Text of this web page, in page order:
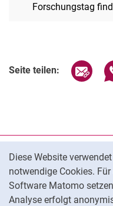
Diese Website
notwendige Cookies.
Software Matomo
Analyse erfolgt
Forschungstag
Seite teilen:
Datenschutz
Barrierefreiheit
Transparenter KI-Einsatz
Impressum